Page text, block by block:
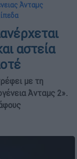
Άνταμς
αστεία
με τη
Άνταμς 2».